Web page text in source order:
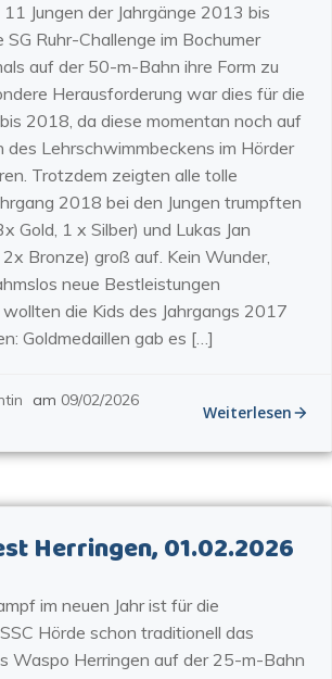
Jungen der Jahrgänge 2013 bis
Ruhr-Challenge im Bochumer
auf der 50-m-Bahn ihre Form zu
Herausforderung war dies für die
2018, da diese momentan noch auf
Lehrschwimmbeckens im Hörder
Trotzdem zeigten alle tolle
2018 bei den Jungen trumpften
Gold, 1 x Silber) und Lukas Jan
Bronze) groß auf. Kein Wunder,
neue Bestleistungen
die Kids des Jahrgangs 2017
Goldmedaillen gab es […]
am 09/02/2026
Weiterlesen
Herringen, 01.02.2026
im neuen Jahr ist für die
Hörde schon traditionell das
Waspo Herringen auf der 25-m-Bahn